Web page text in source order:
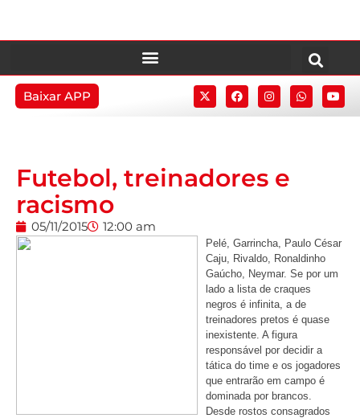
Baixar APP
Futebol, treinadores e
racismo
05/11/2015 12:00 am
Pelé, Garrincha, Paulo César
Caju, Rivaldo, Ronaldinho
Gaúcho, Neymar. Se por um
lado a lista de craques
negros é infinita, a de
treinadores pretos é quase
inexistente. A figura
responsável por decidir a
tática do time e os jogadores
que entrarão em campo é
dominada por brancos.
Desde rostos consagrados